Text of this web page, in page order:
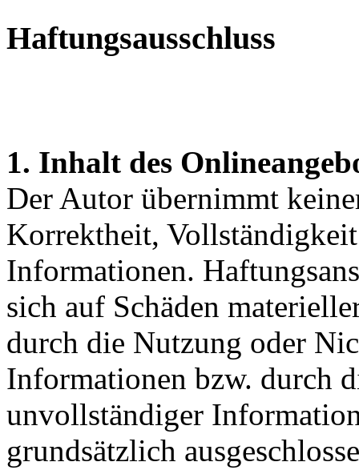
Haftungsausschluss
1. Inhalt des
Der Autor übernimmt
Korrektheit,
Informationen.
sich auf Schäden
durch die Nutzung oder
Informationen bzw. durch
unvollständiger
grundsätzlich